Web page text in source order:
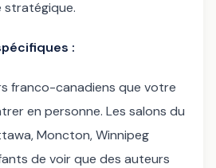
stratégique.
:
franco-canadiens que votre
en personne. Les salons du
Moncton, Winnipeg
de voir que des auteurs